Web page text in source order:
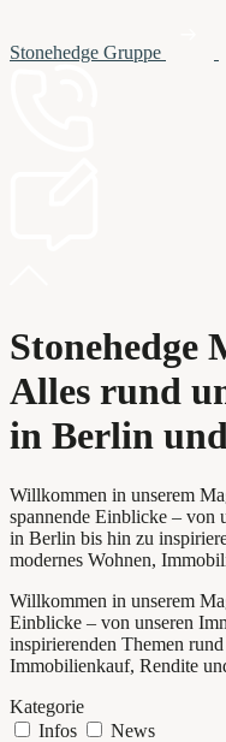
Stonehedge Gruppe
Stonehedge
Alles rund
in Berlin
Willkommen in unserem
spannende Einblicke – von
in Berlin bis hin zu
modernes Wohnen,
Willkommen in unserem
Einblicke – von unseren
inspirierenden Themen
Immobilienkauf, Rendite
Kategorie
Infos
News